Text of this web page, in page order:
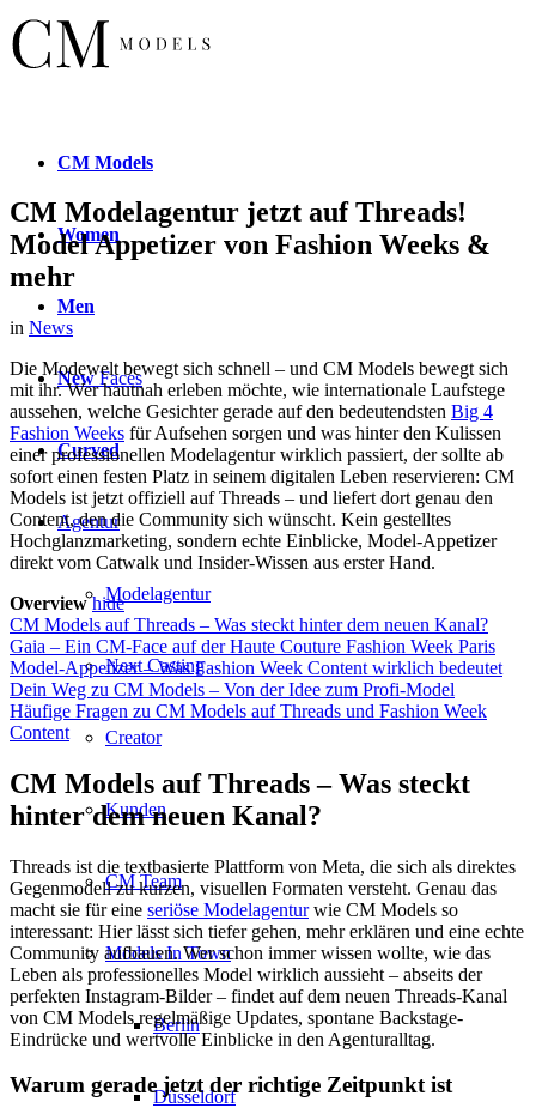
CM Models
Women
Men
NewFaces
Curved
Agentur
Modelagentur
Next Casting
Creator
Kunden
CM Team
Models In Town
Berlin
Düsseldorf
CM Modelagentur jetzt auf Threads!
Model Appetizer von Fashion Weeks &
mehr
in News
Die Modewelt bewegt sich schnell – und CM Models bewegt sich
mit ihr. Wer hautnah erleben möchte, wie internationale Laufstege
aussehen, welche Gesichter gerade auf den bedeutendsten Big 4
Fashion Weeks für Aufsehen sorgen und was hinter den Kulissen
einer professionellen Modelagentur wirklich passiert, der sollte ab
sofort einen festen Platz in seinem digitalen Leben reservieren: CM
Models ist jetzt offiziell auf Threads – und liefert dort genau den
Content, den die Community sich wünscht. Kein gestelltes
Hochglanzmarketing, sondern echte Einblicke, Model-Appetizer
direkt vom Catwalk und Insider-Wissen aus erster Hand.
Overview hide
CM Models auf Threads – Was steckt hinter dem neuen Kanal?
Gaia – Ein CM-Face auf der Haute Couture Fashion Week Paris
Model-Appetizer – Was Fashion Week Content wirklich bedeutet
Dein Weg zu CM Models – Von der Idee zum Profi-Model
Häufige Fragen zu CM Models auf Threads und Fashion Week
Content
CM Models auf Threads – Was steckt
hinter dem neuen Kanal?
Threads ist die textbasierte Plattform von Meta, die sich als direktes
Gegenmodell zu kurzen, visuellen Formaten versteht. Genau das
macht sie für eine seriöse Modelagenturwie CM Models so
interessant: Hier lässt sich tiefer gehen, mehr erklären und eine echte
Community aufbauen. Wer schon immer wissen wollte, wie das
Leben als professionelles Model wirklich aussieht – abseits der
perfekten Instagram-Bilder – findet auf dem neuen Threads-Kanal
von CM Models regelmäßige Updates, spontane Backstage-
Eindrücke und wertvolle Einblicke in den Agenturalltag.
Warum gerade jetzt der richtige Zeitpunkt ist